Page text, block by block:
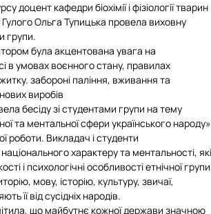
доцент кафедри біохімії і фізіології тварин
Гулого Ольга Тупицька провела виховну
групи.
була акцентована увага на
в умовах воєнного стану, правилах
забороні паління, вживання та
виробів
бесіду зі студентами групи на тему
та ментальної сфери українського народу»
роботи. Викладач і студенти
характеру та ментальності, які
і психологічні особливості етнічної
мову, історію, культуру, звичаї,
її від сусідніх народів.
що майбутнє кожної держави значною